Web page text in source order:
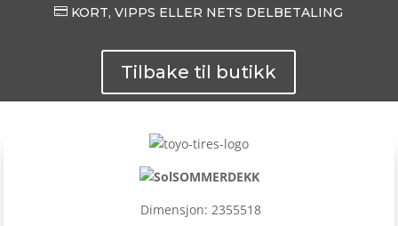
 KORT, VIPPS ELLER NETS DELBETALING
Tilbake til butikk
SOMMERDEKK
Dimensjon: 2355518